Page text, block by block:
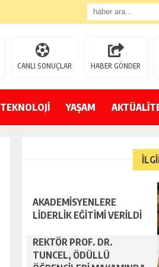
CANLI SONUÇLAR HABER GÖNDER
TEKNOLOJİ YAŞAM
AKADEMİSYENLERE
LİDERLİK EĞİTİMİ VERİLDİ
REKTÖR PROF. DR.
TUNCEL, ÖDÜLLÜ